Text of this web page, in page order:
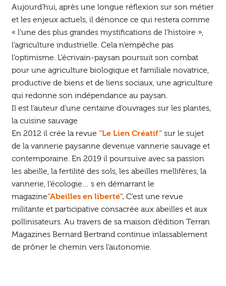
Aujourd’hui, après une longue réflexion sur son métier
et les enjeux actuels, il dénonce ce qui restera comme
« l’une des plus grandes mystifications de l’histoire »,
l’agriculture industrielle. Cela n’empêche pas
l’optimisme. L’écrivain-paysan poursuit son combat
pour une agriculture biologique et familiale novatrice,
productive de biens et de liens sociaux, une agriculture
qui redonne son indépendance au paysan.
Il est l’auteur d’une centaine d’ouvrages sur les plantes,
la cuisine sauvage
En 2012 il crée la revue “Le Lien Créatif”sur le sujet
de la vannerie paysanne devenue vannerie sauvage et
contemporaine. En 2019 il poursuive avec sa passion
les abeille, la fertilité des sols, les abeilles mellifères, la
vannerie, l’écologie… s en démarrant le
magazine“Abeilles en liberté”.C’est une revue
militante et participative consacrée aux abeilles et aux
pollinisateurs. Au travers de sa maison d’édition Terran
Magazines Bernard Bertrand continue inlassablement
de prôner le chemin vers l’autonomie.